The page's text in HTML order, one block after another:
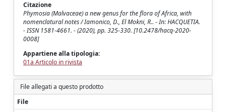
Citazione
Phymosia (Malvaceae) a new genus for the flora of Africa, with
nomenclatural notes / Iamonico, D., El Mokni, R.. - In: HACQUETIA.
- ISSN 1581-4661. - (2020), pp. 325-330. [10.2478/hacq-2020-
0008]
Appartiene alla tipologia:
01a Articolo in rivista
File allegati a questo prodotto
File